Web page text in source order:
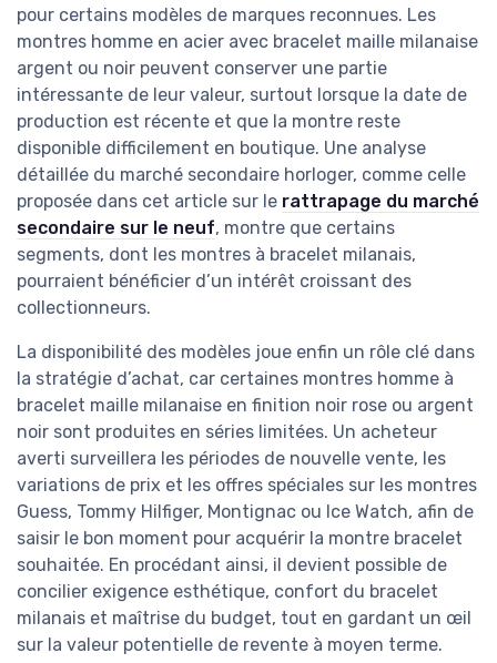
pour certains modèles de marques reconnues. Les
montres homme en acier avec bracelet maille milanaise
argent ou noir peuvent conserver une partie
intéressante de leur valeur, surtout lorsque la date de
production est récente et que la montre reste
disponible difficilement en boutique. Une analyse
détaillée du marché secondaire horloger, comme celle
proposée dans cet article sur le rattrapage du marché
secondaire sur le neuf, montre que certains
segments, dont les montres à bracelet milanais,
pourraient bénéficier d’un intérêt croissant des
collectionneurs.
La disponibilité des modèles joue enfin un rôle clé dans
la stratégie d’achat, car certaines montres homme à
bracelet maille milanaise en finition noir rose ou argent
noir sont produites en séries limitées. Un acheteur
averti surveillera les périodes de nouvelle vente, les
variations de prix et les offres spéciales sur les montres
Guess, Tommy Hilfiger, Montignac ou Ice Watch, afin de
saisir le bon moment pour acquérir la montre bracelet
souhaitée. En procédant ainsi, il devient possible de
concilier exigence esthétique, confort du bracelet
milanais et maîtrise du budget, tout en gardant un œil
sur la valeur potentielle de revente à moyen terme.